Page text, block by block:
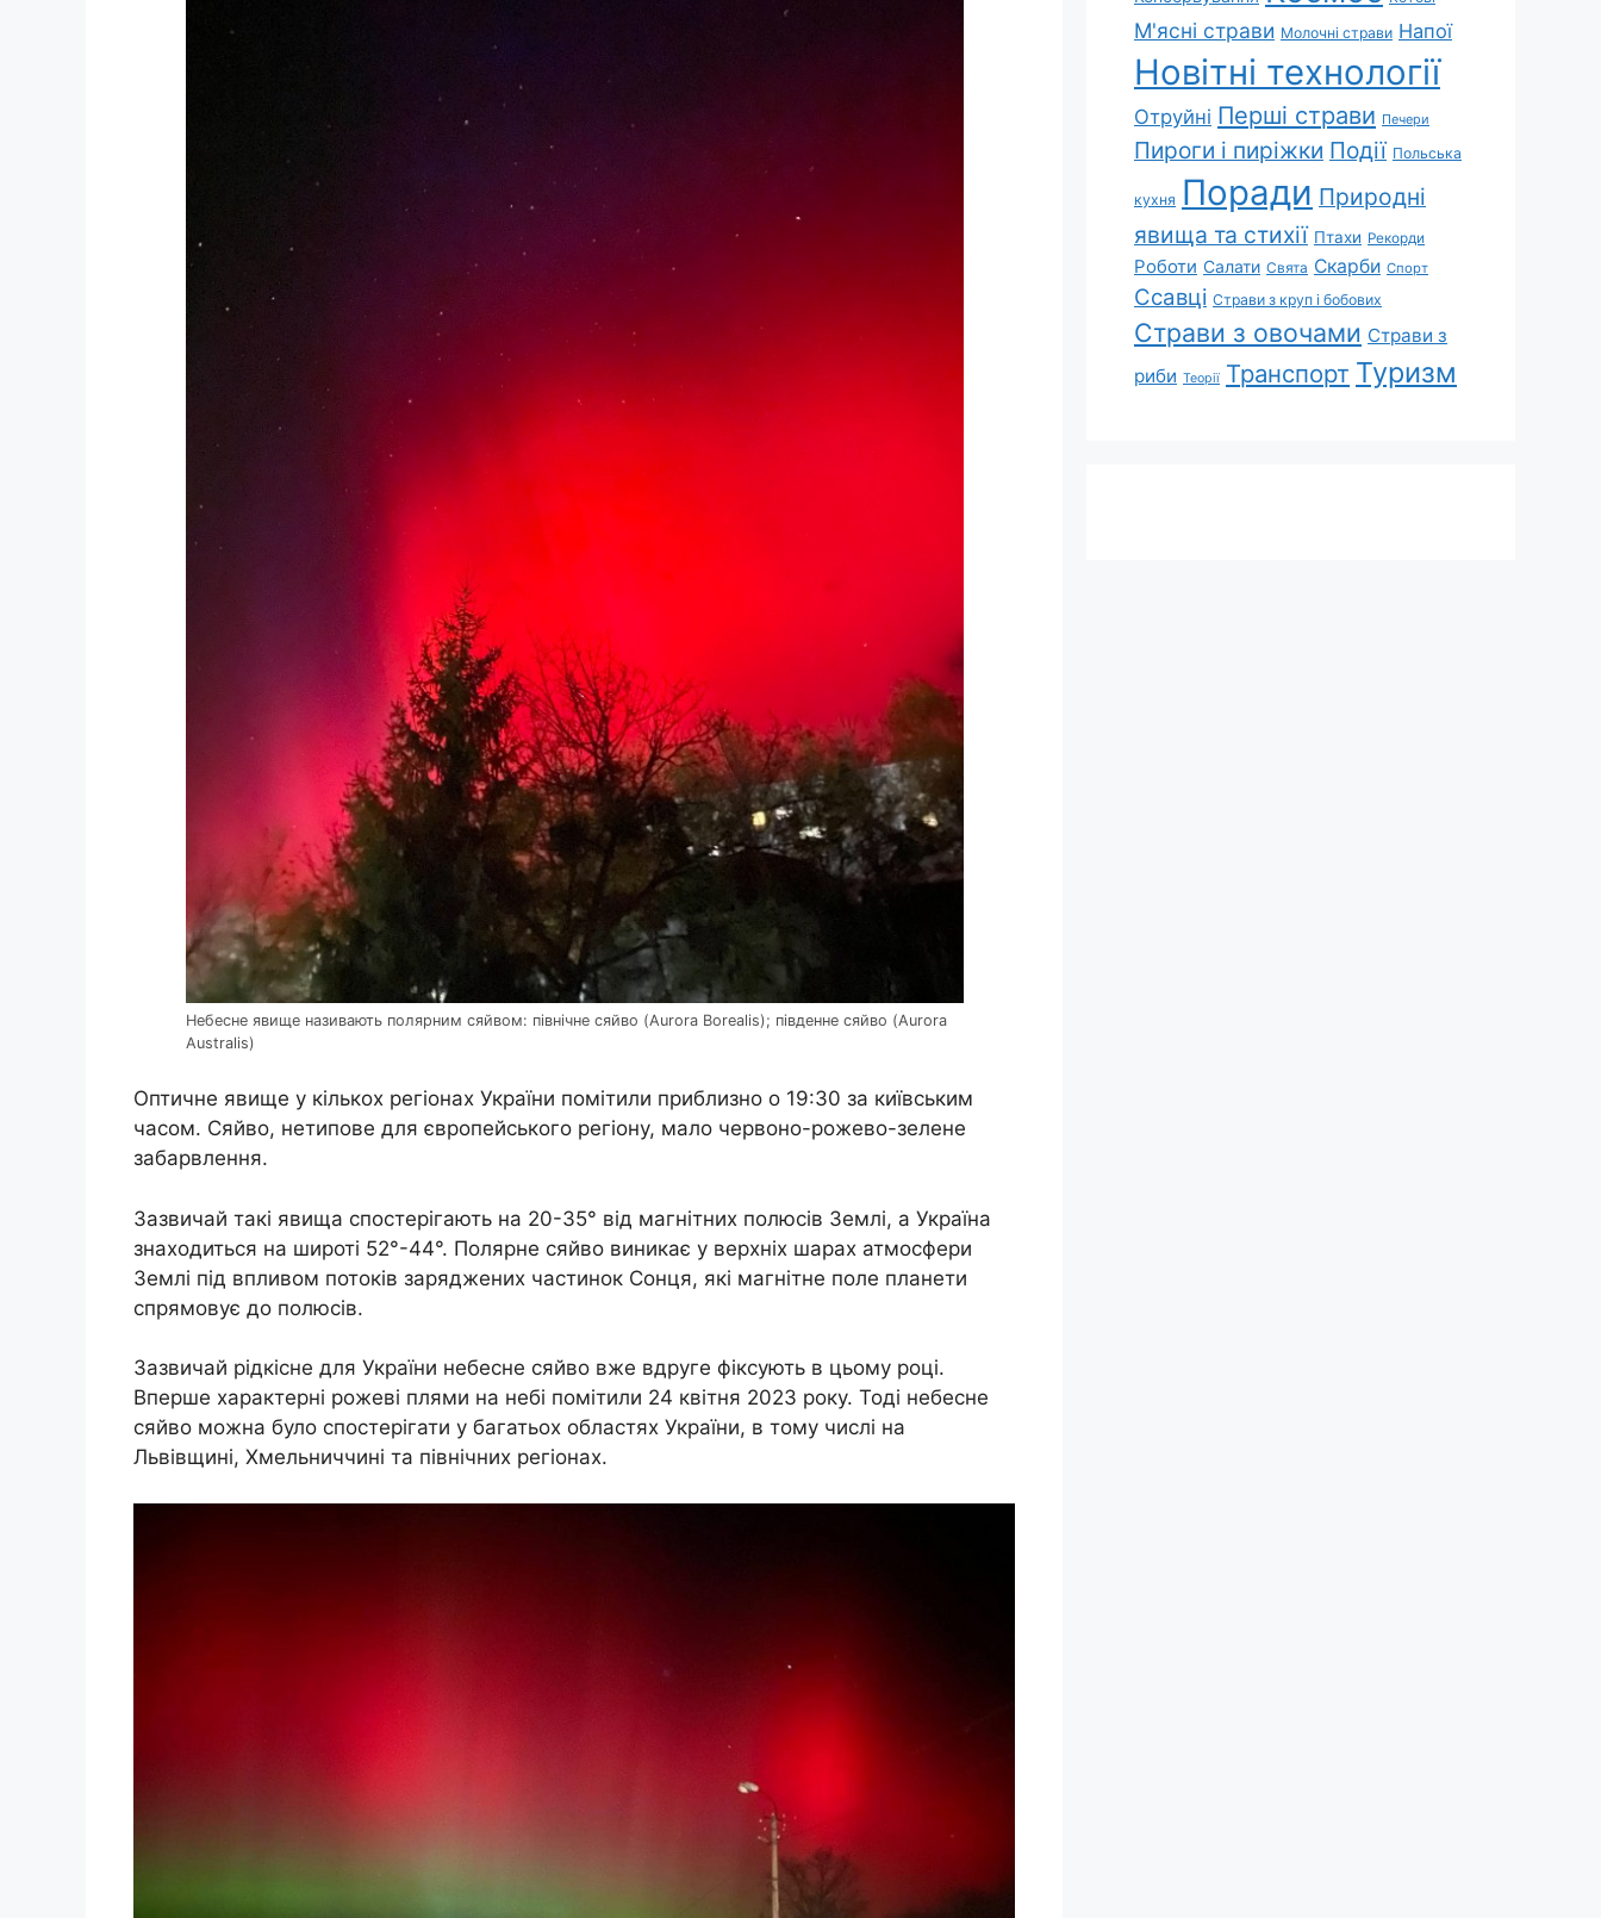
Небесне явище називають полярним сяйвом: північне сяйво (Aurora Borealis); південне сяйво (Aurora
Australis)
Оптичне явище у кількох регіонах України помітили приблизно о 19:30 за київським
часом. Сяйво, нетипове для європейського регіону, мало червоно-рожево-зелене
забарвлення.
Зазвичай такі явища спостерігають на 20-35° від магнітних полюсів Землі, а Україна
знаходиться на широті 52°-44°. Полярне сяйво виникає у верхніх шарах атмосфери
Землі під впливом потоків заряджених частинок Сонця, які магнітне поле планети
спрямовує до полюсів.
Зазвичай рідкісне для України небесне сяйво вже вдруге фіксують в цьому році.
Вперше характерні рожеві плями на небі помітили 24 квітня 2023 року. Тоді небесне
сяйво можна було спостерігати у багатьох областях України, в тому числі на
Львівщині, Хмельниччині та північних регіонах.
М'ясні страви Молочні страви Напої
Новітні технології
Отруйні Перші страви Печери
Пироги і пиріжки Події Польська
кухня Поради Природні
явища та стихії Птахи Рекорди
Роботи Салати Свята Скарби Спорт
Ссавці Страви з круп і бобових
Страви з овочами Страви з
риби Теорії Транспорт Туризм